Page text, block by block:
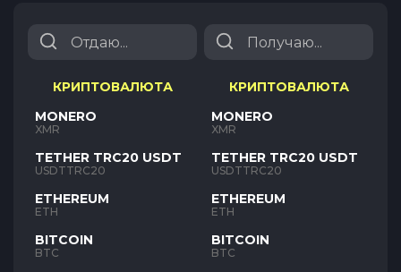
КРИПТОВАЛЮТА
MONERO
XMR
TETHER TRC20 USDT
USDTTRC20
ETHEREUM
ETH
BITCOIN
BTC
КРИПТОВАЛЮТА
MONERO
XMR
TETHER TRC20 USDT
USDTTRC20
ETHEREUM
ETH
BITCOIN
BTC